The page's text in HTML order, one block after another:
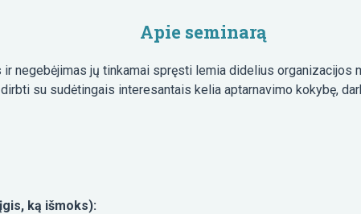
Apie seminarą
negebėjimas jų tinkamai spręsti lemia didelius organizacijos
su sudėtingais interesantais kelia aptarnavimo kokybę,
ką išmoks):